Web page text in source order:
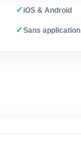
✓iOS & Android
✓Sans application